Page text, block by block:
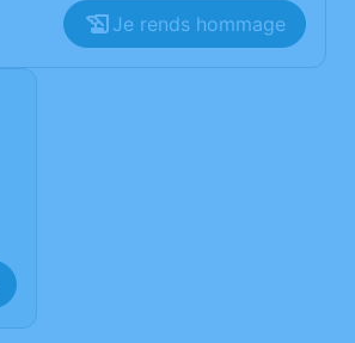
Je rends hommage